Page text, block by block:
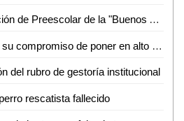
Egresa primera generación de Preescolar de la "Buenos Aires"
Paola Longoria refrenda su compromiso de poner en alto el nombre de SLP
del rubro de gestoría institucional
rescatista fallecido